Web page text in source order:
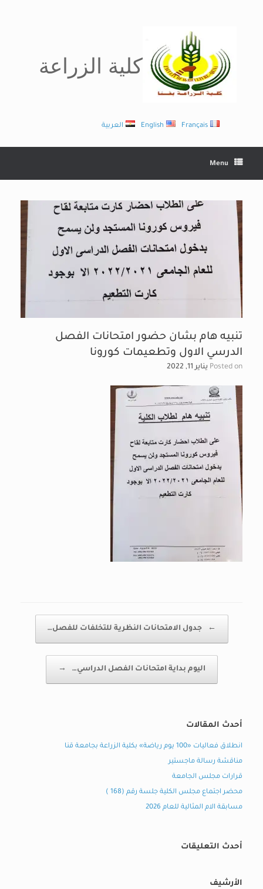
كلية الزراعة
العربية English Français
Menu
تنبيه هام بشان حضور امتحانات الفصل
الدرسي الاول وتطعيمات كورونا
Posted on يناير 11, 2022
← جدول الامتحانات النظرية للتخلفات للفصل…
اليوم بداية امتحانات الفصل الدراسي… →
أحدث المقالات
انطلاق فعاليات «100 يوم رياضة» بكلية الزراعة بجامعة قنا
مناقشة رسالة ماجستير
قرارات مجلس الجامعة
محضر اجتماع مجلس الكلية جلسة رقم (168 )
مسابقة الام المثالية للعام 2026
أحدث التعليقات
الأرشيف